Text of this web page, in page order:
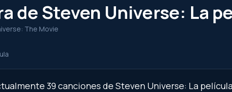
de Steven Universe: La
The Movie
39 canciones de Steven Universe: La